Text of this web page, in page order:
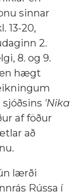
sinnar
13-20,
2.
8. og 9.
en hægt
'Nika
af föður
að
lærði
Rússa í